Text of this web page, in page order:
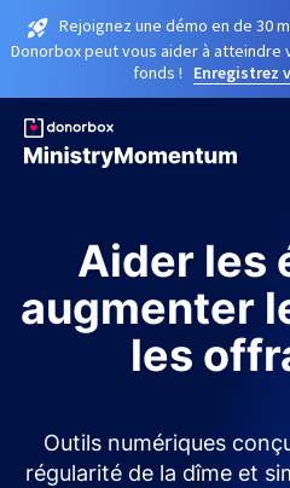
Rejoignez une démo en de 30
Donorbox peut vous aider à
fonds !
Enregistrez
Aider les
augmenter
les
Outils numériques
régularité de la dîme et